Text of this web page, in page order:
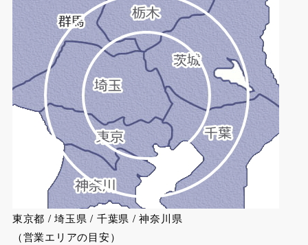
東京都 / 埼玉県 / 千葉県 / 神奈川県
（営業エリアの目安）